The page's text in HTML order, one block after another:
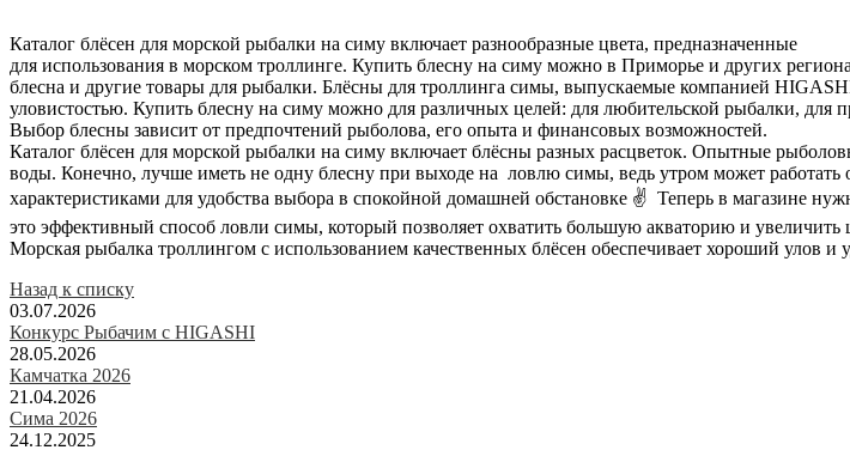
Каталог блёсен для морской рыбалки на симу включает разнообразные цвета, предназначенные
для использования в морском троллинге. Купить блесну на симу можно в Приморье и других
блесна и другие товары для рыбалки. Блёсны для троллинга симы, выпускаемые компанией
уловистостью. Купить блесну на симу можно для различных целей: для любительской рыбалки, для
Выбор блесны зависит от предпочтений рыболова, его опыта и финансовых возможностей.
Каталог блёсен для морской рыбалки на симу включает блёсны разных расцветок. Опытные
воды. Конечно, лучше иметь не одну блесну при выходе на ловлю симы, ведь утром может работать
характеристиками для удобства выбора в спокойной домашней обстановке ✌️ Теперь в магазине
это эффективный способ ловли симы, который позволяет охватить большую акваторию и
Морская рыбалка троллингом с использованием качественных блёсен обеспечивает хороший улов и
Назад к списку
03.07.2026
Конкурс Рыбачим с HIGASHI
28.05.2026
Камчатка 2026
21.04.2026
Сима 2026
24.12.2025